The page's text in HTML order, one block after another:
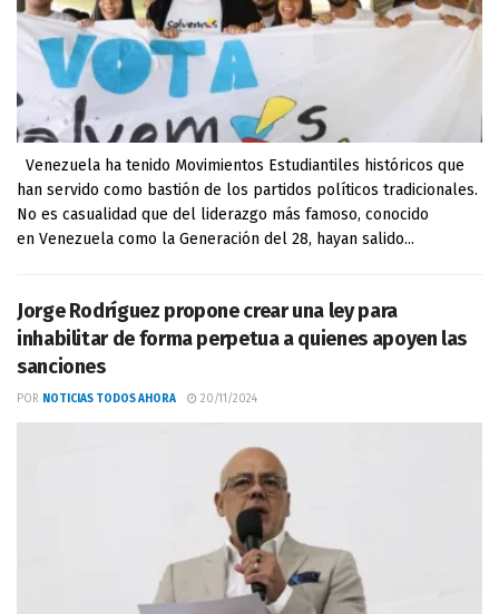
Venezuela ha tenido Movimientos Estudiantiles históricos que
han servido como bastión de los partidos políticos tradicionales.
No es casualidad que del liderazgo más famoso, conocido
en Venezuela como la Generación del 28, hayan salido...
Jorge Rodríguez propone crear una ley para
inhabilitar de forma perpetua a quienes apoyen las
sanciones
POR NOTICIAS TODOS AHORA 20/11/2024